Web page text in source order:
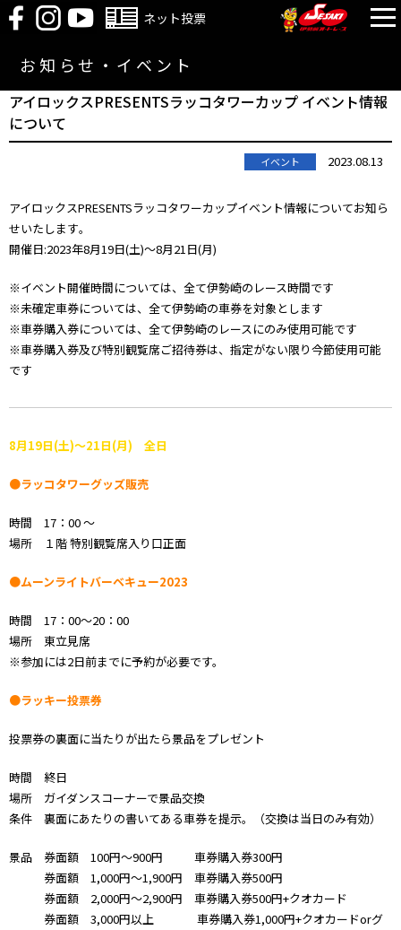
ネット投票
お知らせ・イベント
アイロックスPRESENTSラッコタワーカップ イベント情報
について
イベント 2023.08.13
アイロックスPRESENTSラッコタワーカップイベント情報についてお知ら
せいたします｡
開催日:2023年8月19日(土)～8月21日(月)
※イベント開催時間については、全て伊勢崎のレース時間です
※未確定車券については、全て伊勢崎の車券を対象とします
※車券購入券については、全て伊勢崎のレースにのみ使用可能です
※車券購入券及び特別観覧席ご招待券は、指定がない限り今節使用可能
です
8月19日(土)～21日(月) 全日
●ラッコタワーグッズ販売
時間 17：00 ～
場所 １階 特別観覧席入り口正面
●ムーンライトバーベキュー2023
時間 17：00～20：00
場所 東立見席
※参加には2日前までに予約が必要です。
●ラッキー投票券
投票券の裏面に当たりが出たら景品をプレゼント
時間 終日
場所 ガイダンスコーナーで景品交換
条件 裏面にあたりの書いてある車券を提示。（交換は当日のみ有効）
景品 券面額 100円～900円 車券購入券300円
券面額 1,000円～1,900円 車券購入券500円
券面額 2,000円～2,900円 車券購入券500円+クオカード
券面額 3,000円以上 車券購入券1,000円+クオカードorグ